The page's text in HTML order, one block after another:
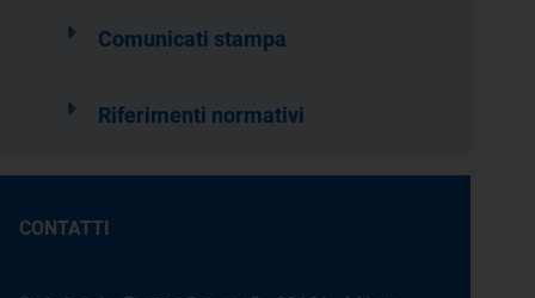
Comunicati stampa
Riferimenti normativi
CONTATTI